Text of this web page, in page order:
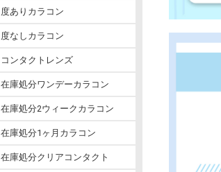
度ありカラコン
度なしカラコン
コンタクトレンズ
在庫処分ワンデーカラコン
在庫処分2ウィークカラコン
在庫処分1ヶ月カラコン
在庫処分クリアコンタクト